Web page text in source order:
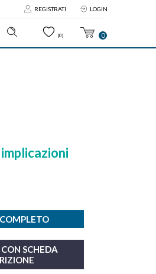
REGISTRATI LOGIN
(0) 0
SCHEDA